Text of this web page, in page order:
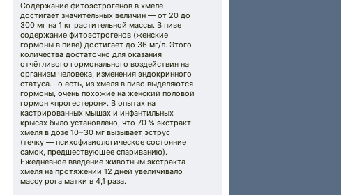
Содержание фитоэстрогенов в хмеле
достигает значительных величин — от 20 до
300 мг на 1 кг растительной массы. В пиве
содержание фитоэстрогенов (женские
гормоны в пиве) достигает до 36 мг/л. Этого
количества достаточно для оказания
отчётливого гормонального воздействия на
организм человека, изменения эндокринного
статуса. То есть, из хмеля в пиво выделяются
гормоны, очень похожие на женский половой
гормон «прогестерон». В опытах на
кастрированных мышах и инфантильных
крысах было установлено, что 70 % экстракт
хмеля в дозе 10−30 мг вызывает эструс
(течку — психофизиологическое состояние
самок, предшествующее спариванию).
Ежедневное введение животным экстракта
хмеля на протяжении 12 дней увеличивало
массу рога матки в 4,1 раза.